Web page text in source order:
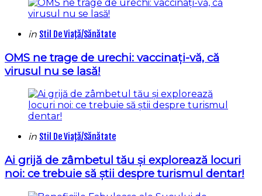
Categories
Posted
in Stil De Viaţă/Sănătate
OMS ne trage de urechi: vaccinați-vă, că
virusul nu se lasă!
Categories
Posted
in Stil De Viaţă/Sănătate
Ai grijă de zâmbetul tău și explorează locuri
noi: ce trebuie să știi despre turismul dentar!